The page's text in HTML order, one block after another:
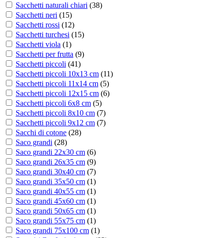
Sacchetti naturali chiari (38)
Sacchetti neri (15)
Sacchetti rossi (12)
Sacchetti turchesi (15)
Sacchetti viola (1)
Sacchetti per frutta (9)
Sacchetti piccoli (41)
Sacchetti piccoli 10x13 cm (11)
Sacchetti piccoli 11x14 cm (5)
Sacchetti piccoli 12x15 cm (6)
Sacchetti piccoli 6x8 cm (5)
Sacchetti piccoli 8x10 cm (7)
Sacchetti piccoli 9x12 cm (7)
Sacchi di cotone (28)
Saco grandi (28)
Saco grandi 22x30 cm (6)
Saco grandi 26x35 cm (9)
Saco grandi 30x40 cm (7)
Saco grandi 35x50 cm (1)
Saco grandi 40x55 cm (1)
Saco grandi 45x60 cm (1)
Saco grandi 50x65 cm (1)
Saco grandi 55x75 cm (1)
Saco grandi 75x100 cm (1)